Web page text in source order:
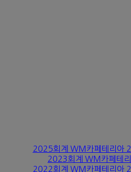
2025회계 WM카페테리아 2
2023회계 WM카페테리
2022회계 WM카페테리아 2